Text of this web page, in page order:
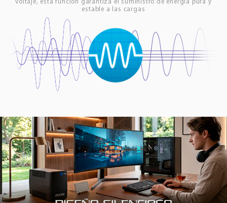
voltaje, esta función garantiza el suministro de energía pura y
estable a las cargas